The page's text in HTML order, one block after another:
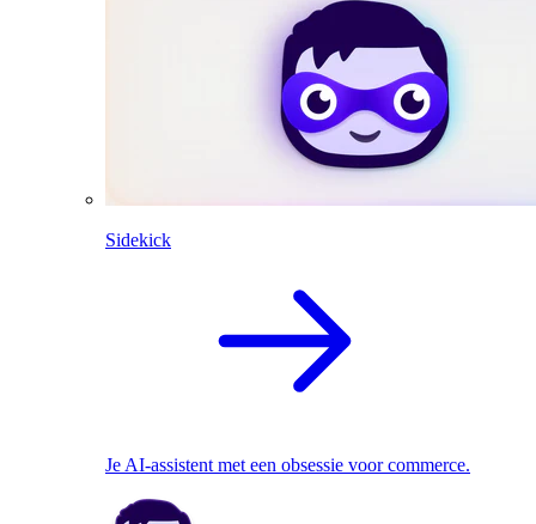
Sidekick
Je AI-assistent met een obsessie voor commerce.